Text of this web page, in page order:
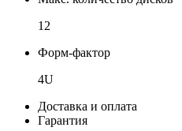
12
Форм-фактор
4U
Доставка и оплата
Гарантия